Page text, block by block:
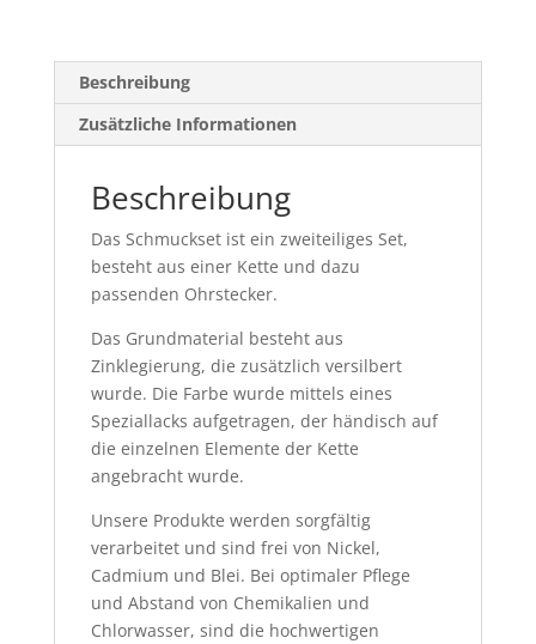
Beschreibung
Zusätzliche Informationen
Beschreibung
Das Schmuckset ist ein zweiteiliges Set,
besteht aus einer Kette und dazu
passenden Ohrstecker.
Das Grundmaterial besteht aus
Zinklegierung, die zusätzlich versilbert
wurde. Die Farbe wurde mittels eines
Speziallacks aufgetragen, der händisch auf
die einzelnen Elemente der Kette
angebracht wurde.
Unsere Produkte werden sorgfältig
verarbeitet und sind frei von Nickel,
Cadmium und Blei. Bei optimaler Pflege
und Abstand von Chemikalien und
Chlorwasser, sind die hochwertigen